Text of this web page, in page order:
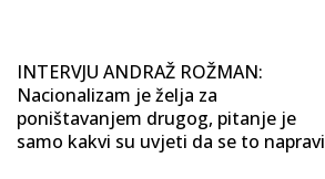
INTERVJU ANDRAŽ ROŽMAN:
Nacionalizam je želja za
poništavanjem drugog, pitanje je
samo kakvi su uvjeti da se to napravi